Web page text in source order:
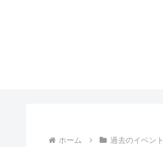
ホーム 過去のイベント